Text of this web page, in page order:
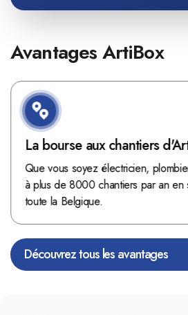
Avantages ArtiBox
La bourse aux chantiers
véritable mine d'or !
Que vous soyez électricien,
à plus de 8000 chantiers par an en
toute la Belgique.
Découvrez tous les avantages